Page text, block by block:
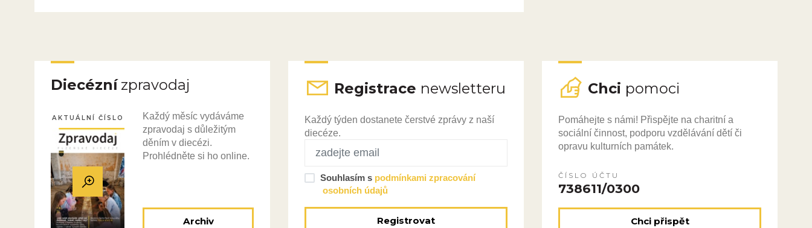
Diecéznízpravodaj
AKTUÁLNÍ ČÍSLO
Každý měsíc vydáváme
zpravodaj s důležitým
děním v diecézi.
Prohlédněte si ho online.
Archiv
Registrace newsletteru
Každý týden dostanete čerstvé zprávy z naší
diecéze.
Souhlasím s podmínkami zpracování
osobních údajů
Registrovat
Chci pomoci
Pomáhejte s námi! Přispějte na charitní a
sociální činnost, podporu vzdělávání dětí či
opravu kulturních památek.
ČÍSLO ÚČTU
738611/0300
Chci přispět